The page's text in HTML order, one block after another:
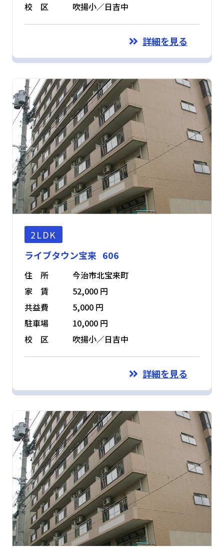
校 区
吹揚小／日吉中
詳細を見る
2LDK
ライブタウン宝来 606
住 所
今治市北宝来町
家 賃
52,000 円
共益費
5,000 円
駐車場
10,000 円
校 区
吹揚小／日吉中
詳細を見る